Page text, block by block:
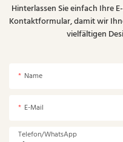
Hinterlassen Sie einfach Ihre
Kontaktformular, damit wir
vielfältigen
Name
E-Mail
Telefon/WhatsApp